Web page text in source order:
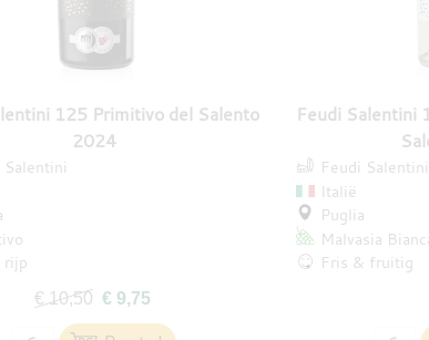
125 Primitivo del Salento
2024
Salentini
rijp
€ 10,50 € 9,75
Feudi Salentini
Feudi Salentini
Italië
Puglia
Malvasia
Fris & fruitig